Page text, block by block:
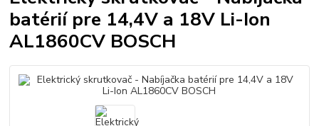
batérií pre 14,4V a 18V Li-Ion
AL1860CV BOSCH